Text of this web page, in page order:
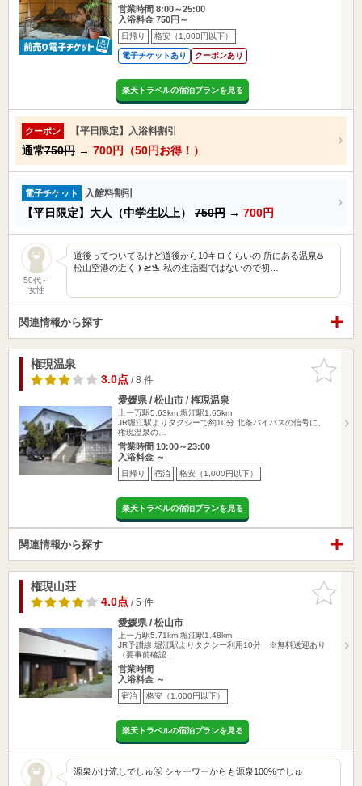
営業時間 8:00～25:00
入浴料金 750円～
日帰り 格安（1,000円以下）
電子チケットあり クーポンあり
楽天トラベルの宿泊プランを見る
クーポン 【平日限定】入浴料割引
通常750円 → 700円（50円お得！）
電子チケット 入館料割引
【平日限定】大人（中学生以上） 750円 → 700円
50代～
女性
道後ってついてるけど道後から10キロくらいの 所にある温泉♨️
松山空港の近く✈️🛫🛬 私の生活圏ではないので初…
関連情報から探す
お気に入
りに追加
権現温泉
3.0点/ 8 件
愛媛県 / 松山市 / 権現温泉
上一万駅5.63km 堀江駅1.65km
JR堀江駅よりタクシーで約10分 北条バイパスの信号に、
権現温泉の…
営業時間 10:00～23:00
入浴料金 ～
日帰り 宿泊 格安（1,000円以下）
楽天トラベルの宿泊プランを見る
関連情報から探す
お気に入
りに追加
権現山荘
4.0点/ 5 件
愛媛県 / 松山市
上一万駅5.71km 堀江駅1.48km
JR予讃線 堀江駅よりタクシー利用10分 ※無料送迎あり
（要事前確認…
営業時間
入浴料金 ～
宿泊 格安（1,000円以下）
楽天トラベルの宿泊プランを見る
源泉かけ流しでしゅ🚰 シャーワーからも源泉100%でしゅ